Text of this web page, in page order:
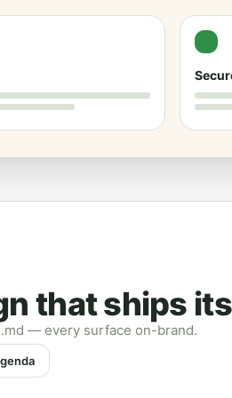
that ships
— every surface on-brand.